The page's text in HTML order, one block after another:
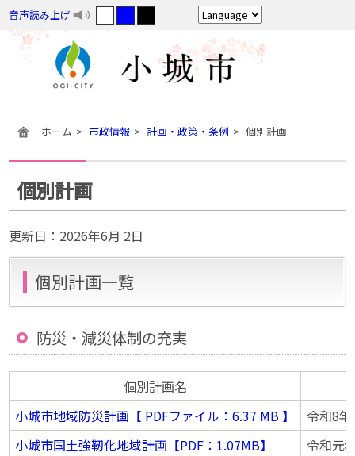
音声読み上げ
ホーム 市政情報 計画・政策・条例 個別計画
個別計画
更新日： 2026年6月 2日
個別計画一覧
防災・減災体制の充実
個別計画名
小城市地域防災計画【 PDFファイル：6.37 MB 】
令和8
小城市国土強靭化地域計画【PDF：1.07MB】
令和元